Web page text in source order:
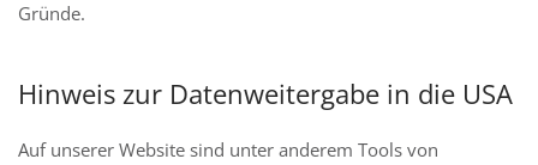
Gründe.
Hinweis zur Datenweitergabe in die USA
Auf unserer Website sind unter anderem Tools von